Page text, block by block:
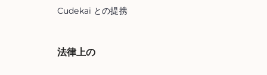
Cudekai との提携
法律上の